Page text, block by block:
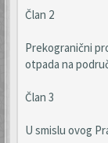
Član 2
Prekogranični
otpada na
Član 3
U smislu ovog